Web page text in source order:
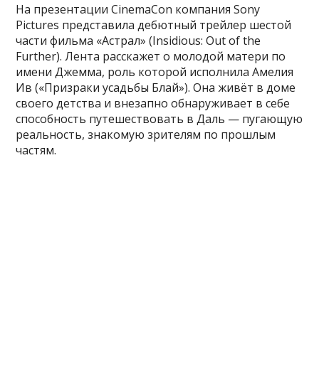
На презентации CinemaCon компания Sony
Pictures представила дебютный трейлер шестой
части фильма «Астрал» (Insidious: Out of the
Further). Лента расскажет о молодой матери по
имени Джемма, роль которой исполнила Амелия
Ив («Призраки усадьбы Блай»). Она живёт в доме
своего детства и внезапно обнаруживает в себе
способность путешествовать в Даль — пугающую
реальность, знакомую зрителям по прошлым
частям.